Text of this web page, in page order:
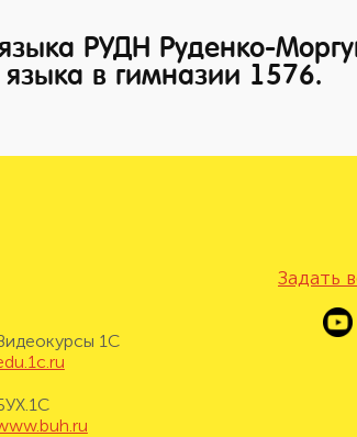
РУДН Руденко-
в гимназии 1576.
1С
Задать